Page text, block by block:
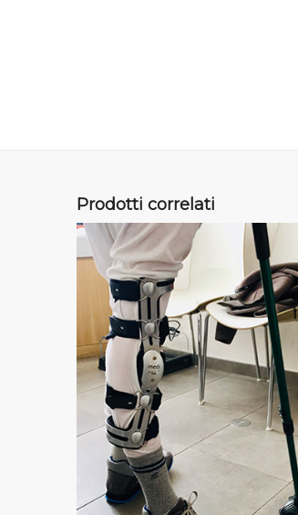
Prodotti correlati